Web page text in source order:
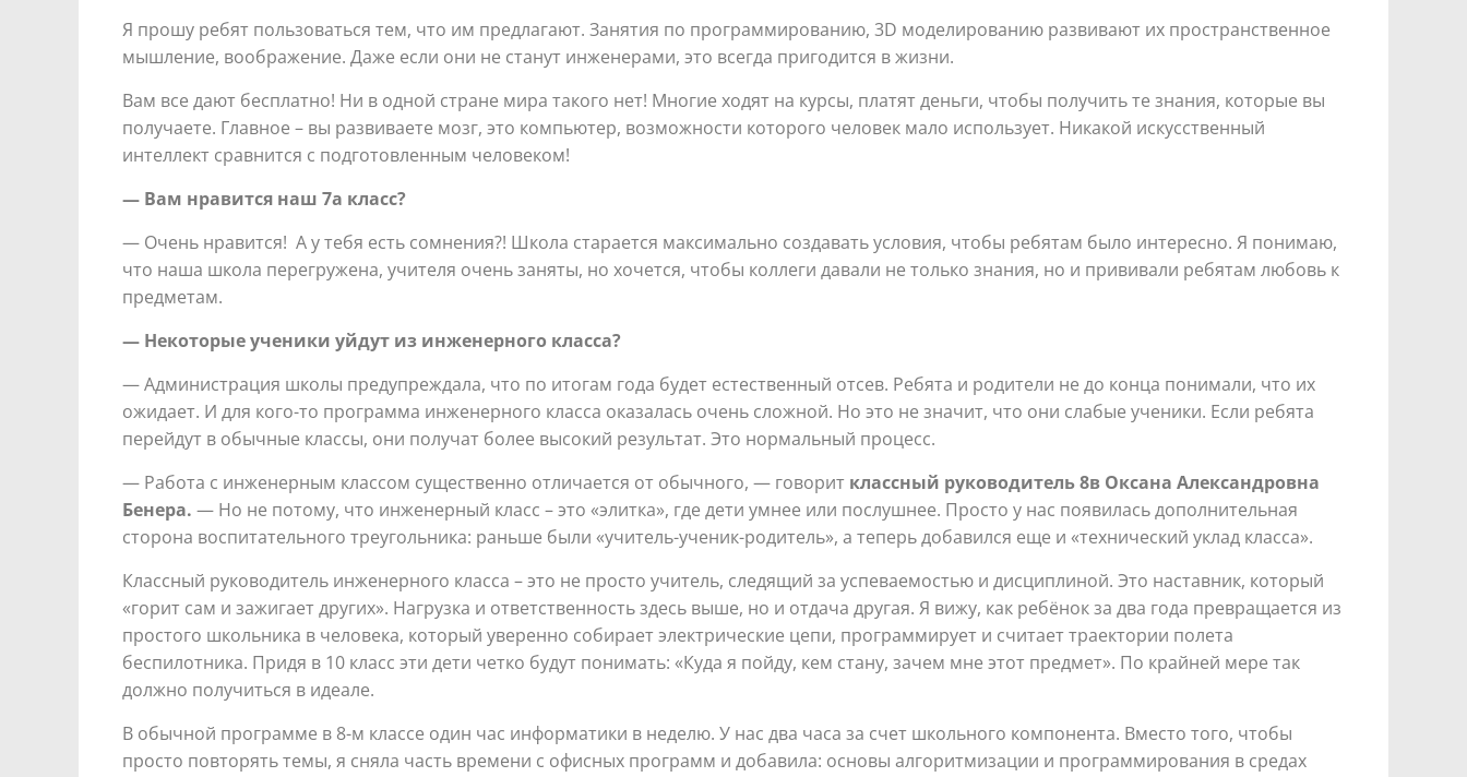
Я прошу ребят пользоваться тем, что им предлагают. Занятия по программированию, 3D моделированию развивают их пространственное
мышление, воображение. Даже если они не станут инженерами, это всегда пригодится в жизни.
Вам все дают бесплатно! Ни в одной стране мира такого нет! Многие ходят на курсы, платят деньги, чтобы получить те знания, которые вы
получаете. Главное – вы развиваете мозг, это компьютер, возможности которого человек мало использует. Никакой искусственный
интеллект сравнится с подготовленным человеком!
— Вам нравится наш 7а класс?
— Очень нравится! А у тебя есть сомнения?! Школа старается максимально создавать условия, чтобы ребятам было интересно. Я понимаю,
что наша школа перегружена, учителя очень заняты, но хочется, чтобы коллеги давали не только знания, но и прививали ребятам любовь к
предметам.
— Некоторые ученики уйдут из инженерного класса?
— Администрация школы предупреждала, что по итогам года будет естественный отсев. Ребята и родители не до конца понимали, что их
ожидает. И для кого-то программа инженерного класса оказалась очень сложной. Но это не значит, что они слабые ученики. Если ребята
перейдут в обычные классы, они получат более высокий результат. Это нормальный процесс.
— Работа с инженерным классом существенно отличается от обычного, — говорит классный руководитель 8в Оксана Александровна
Бенера. — Но не потому, что инженерный класс – это «элитка», где дети умнее или послушнее. Просто у нас появилась дополнительная
сторона воспитательного треугольника: раньше были «учитель-ученик-родитель», а теперь добавился еще и «технический уклад класса».
Классный руководитель инженерного класса – это не просто учитель, следящий за успеваемостью и дисциплиной. Это наставник, который
«горит сам и зажигает других». Нагрузка и ответственность здесь выше, но и отдача другая. Я вижу, как ребёнок за два года превращается из
простого школьника в человека, который уверенно собирает электрические цепи, программирует и считает траектории полета
беспилотника. Придя в 10 класс эти дети четко будут понимать: «Куда я пойду, кем стану, зачем мне этот предмет». По крайней мере так
должно получиться в идеале.
В обычной программе в 8-м классе один час информатики в неделю. У нас два часа за счет школьного компонента. Вместо того, чтобы
просто повторять темы, я сняла часть времени с офисных программ и добавила: основы алгоритмизации и программирования в средах